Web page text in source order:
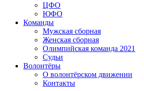
ЦФО
ЮФО
Команды
Мужская сборная
Женская сборная
Олимпийская команда 2021
Судьи
Волонтёры
О волонтёрском движении
Контакты